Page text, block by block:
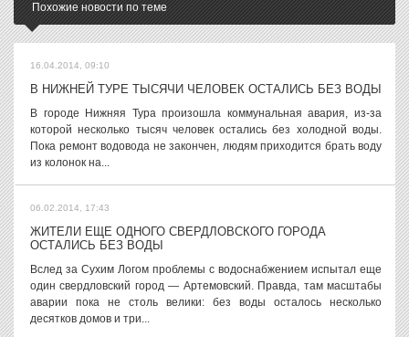
Похожие новости по теме
16.04.2014, 09:10
В НИЖНЕЙ ТУРЕ ТЫСЯЧИ ЧЕЛОВЕК ОСТАЛИСЬ БЕЗ ВОДЫ
В городе Нижняя Тура произошла коммунальная авария, из-за
которой несколько тысяч человек остались без холодной воды.
Пока ремонт водовода не закончен, людям приходится брать воду
из колонок на...
06.02.2014, 17:43
ЖИТЕЛИ ЕЩЕ ОДНОГО СВЕРДЛОВСКОГО ГОРОДА
ОСТАЛИСЬ БЕЗ ВОДЫ
Вслед за Сухим Логом проблемы с водоснабжением испытал еще
один свердловский город — Артемовский. Правда, там масштабы
аварии пока не столь велики: без воды осталось несколько
десятков домов и три...